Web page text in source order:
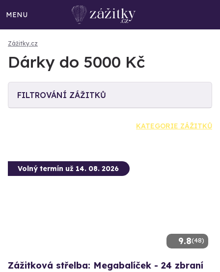
MENU
Zážitky.cz
Dárky do 5000 Kč
FILTROVÁNÍ ZÁŽITKŮ
KATEGORIE ZÁŽITKŮ
9.8(48)
Volný termín už 14. 08. 2026
Zážitková střelba: Megabalíček - 24 zbraní